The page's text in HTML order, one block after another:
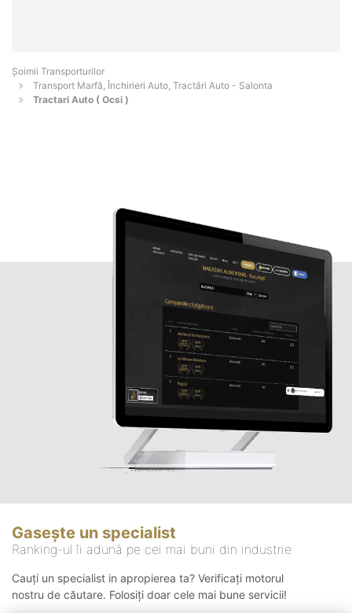
Șoimii Transporturilor
Transport Marfă, Închirieri Auto, Tractări Auto - Salonta
Tractari Auto ( Ocsi )
Gasește un specialist
Ranking-ul îi adună pe cei mai buni din industrie
Cauți un specialist in apropierea ta? Verificați motorul
nostru de căutare. Folosiți doar cele mai bune servicii!